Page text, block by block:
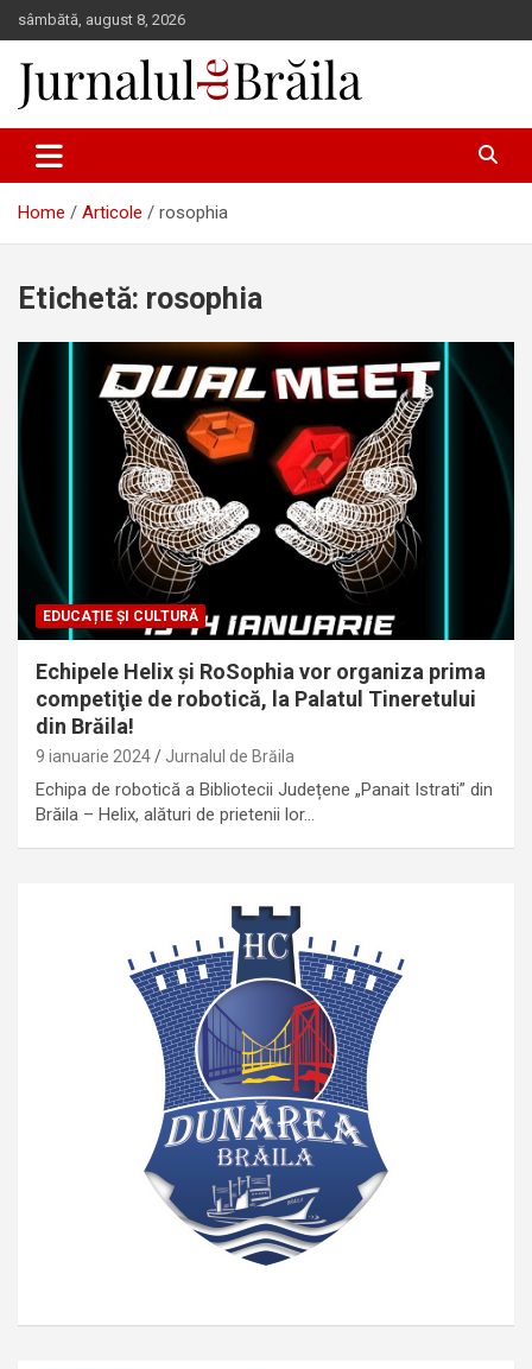
Skip
to
content
sâmbătă, august 8, 2026
Jurnalul de Brăila
Home Articole rosophia
Etichetă: rosophia
EDUCAȚIE ȘI CULTURĂ
Echipele Helix și RoSophia vor organiza prima
competiţie de robotică, la Palatul Tineretului
din Brăila!
9 ianuarie 2024 Jurnalul de Brăila
Echipa de robotică a Bibliotecii Județene „Panait Istrati” din
Brăila – Helix, alături de prietenii lor…